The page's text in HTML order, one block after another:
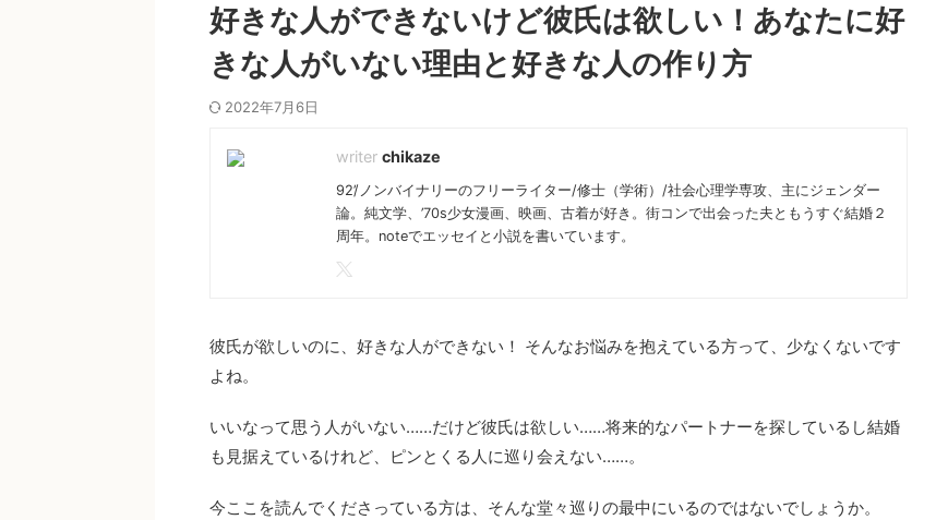
好きな人ができないけど彼氏は欲しい！あなたに好
きな人がいない理由と好きな人の作り方
2022年7月6日
chikaze
92’/ノンバイナリーのフリーライター/修士（学術）/社会心理学専攻、主にジェンダー
論。純文学、’70s少女漫画、映画、古着が好き。街コンで出会った夫ともうすぐ結婚２
周年。noteでエッセイと小説を書いています。
彼氏が欲しいのに、好きな人ができない！ そんなお悩みを抱えている方って、少なくないです
よね。
いいなって思う人がいない……だけど彼氏は欲しい……将来的なパートナーを探しているし結婚
も見据えているけれど、ピンとくる人に巡り会えない……。
今ここを読んでくださっている方は、そんな堂々巡りの最中にいるのではないでしょうか。